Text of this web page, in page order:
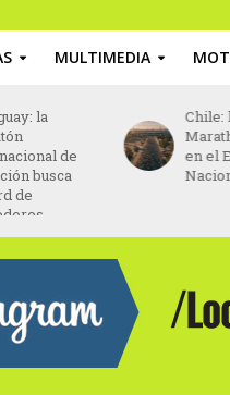
MULTIMEDIA
la
de
busca
de
Chile:
en el